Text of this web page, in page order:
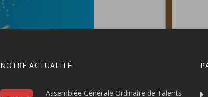
NOTRE ACTUALITÉ
Assemblée Générale Ordinaire de Talents